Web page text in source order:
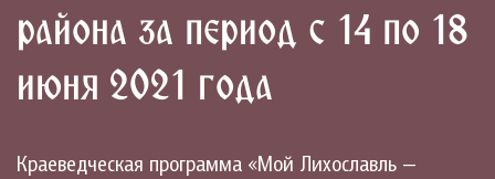
района за период с 14 по 18
июня 2021 года
Краеведческая программа «Мой Лихославль —